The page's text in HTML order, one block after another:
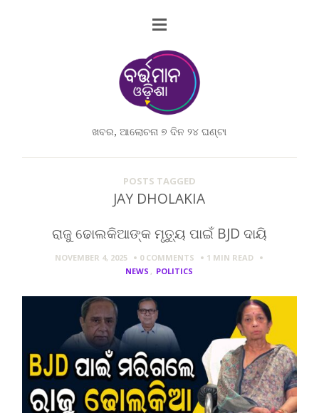
ଖବର, ଆଲୋଚନା ୭ ଦିନ ୨୪ ଘଣ୍ଟା
POSTS TAGGED
JAY DHOLAKIA
ରାଜୁ ଢୋଲକିଆଙ୍କ ମୃତ୍ୟୁ ପାଇଁ BJD ଦାୟି
NOVEMBER 4, 2025 0 COMMENTS 1 MIN READ
NEWS , POLITICS